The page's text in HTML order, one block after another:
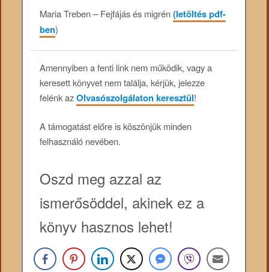
Maria Treben – Fejfájás és migrén(letöltés pdf-
ben)
Amennyiben a fenti link nem működik, vagy a
keresett könyvet nem találja, kérjük, jelezze
felénk azOlvasószolgálaton keresztül!
A támogatást előre is köszönjük minden
felhasználó nevében.
Oszd meg azzal az
ismerősöddel, akinek ez a
könyv hasznos lehet!